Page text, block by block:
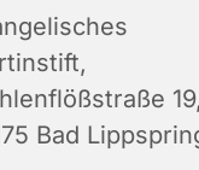
Bad